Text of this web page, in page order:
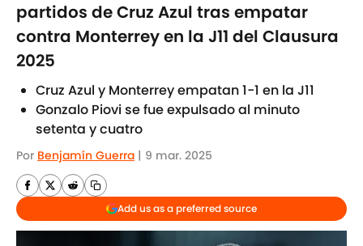
partidos de Cruz Azul tras empatar
contra Monterrey en la J11 del Clausura
2025
Cruz Azul y Monterrey empatan 1-1 en la J11
Gonzalo Piovi se fue expulsado al minuto
setenta y cuatro
Por Benjamín Guerra | 9 mar. 2025
Add us as a preferred source